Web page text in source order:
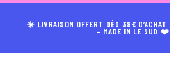
☀️ LIVRAISON OFFERT DÈS 39€ D’ACHAT
– MADE IN LE SUD ❤️